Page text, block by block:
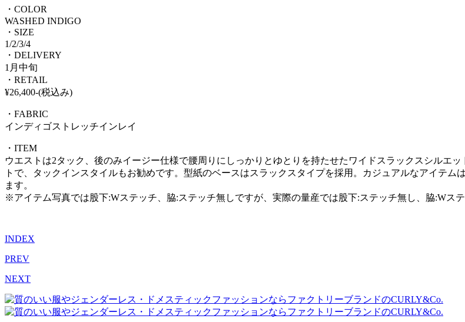
・COLOR
WASHED INDIGO
・SIZE
1/2/3/4
・DELIVERY
1月中旬
・RETAIL
¥26,400-(税込み)
・FABRIC
インディゴストレッチインレイ
・ITEM
ウエストは2タック、後のみイージー仕様で腰周りにしっかりとゆとりを持たせたワイドスラックスシルエ
トで、タックインスタイルもお勧めです。型紙のベースはスラックスタイプを採用。カジュアルなアイテ
ます。
※アイテム写真では股下:Wステッチ、脇:ステッチ無しですが、実際の量産では股下:ステッチ無し、脇:Wステ
INDEX
PREV
NEXT